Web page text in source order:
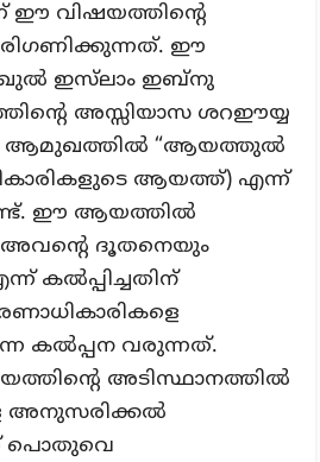
വിഷയത്തിന്റെ
ഈ
ഇസ്‌ലാം ഇബ്നു
അസ്സിയാസ ശറഈയ്യ
ആമുഖത്തിൽ “ആയത്തുൽ
ആയത്ത്) എന്ന്
ഈ ആയത്തിൽ
ദൂതനെയും
കൽപ്പിച്ചതിന്
കൽപ്പന വരുന്നത്.
അടിസ്ഥാനത്തിൽ
അനുസരിക്കൽ
പൊതുവെ